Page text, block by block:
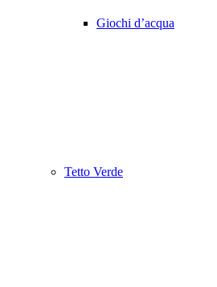
Giochi d’acqua
Tetto Verde